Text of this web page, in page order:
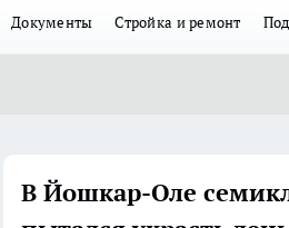
Документы Стройка и ремонт
В Йошкар-Оле